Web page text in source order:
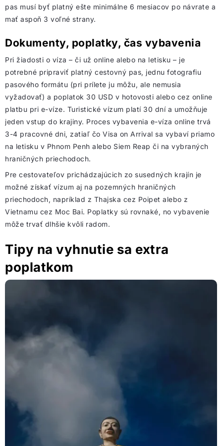
pas musí byť platný ešte minimálne 6 mesiacov po návrate a
mať aspoň 3 voľné strany.
Dokumenty, poplatky, čas vybavenia
Pri žiadosti o víza – či už online alebo na letisku – je
potrebné pripraviť platný cestovný pas, jednu fotografiu
pasového formátu (pri prílete ju môžu, ale nemusia
vyžadovať) a poplatok 30 USD v hotovosti alebo cez online
platbu pri e-víze. Turistické vízum platí 30 dní a umožňuje
jeden vstup do krajiny. Proces vybavenia e-víza online trvá
3-4 pracovné dni, zatiaľ čo Visa on Arrival sa vybaví priamo
na letisku v Phnom Penh alebo Siem Reap či na vybraných
hraničných priechodoch.
Pre cestovateľov prichádzajúcich zo susedných krajín je
možné získať vízum aj na pozemných hraničných
priechodoch, napríklad z Thajska cez Poipet alebo z
Vietnamu cez Moc Bai. Poplatky sú rovnaké, no vybavenie
môže trvať dlhšie kvôli radom.
Tipy na vyhnutie sa extra
poplatkom